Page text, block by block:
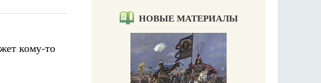
кому-то
НОВЫЕ МАТЕРИАЛЫ